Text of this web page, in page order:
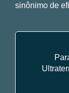
sinônimo de